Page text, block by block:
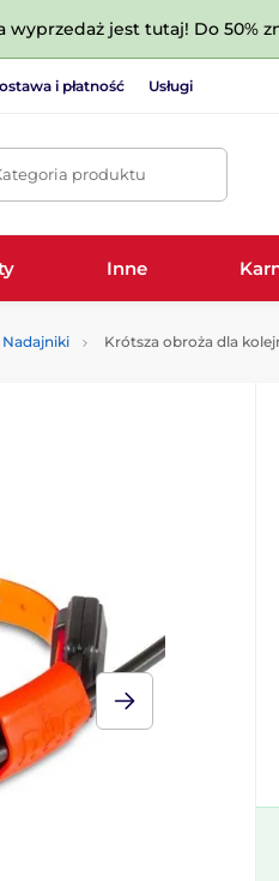
wyprzedaż jest tutaj! Do 50%
i płatność Usługi
produktu
Inne
Nadajniki Krótsza obroża dla